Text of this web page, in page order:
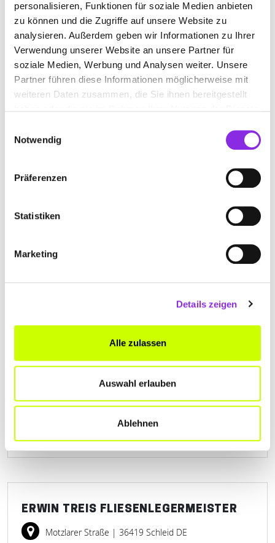
personalisieren, Funktionen für soziale Medien anbieten
zu können und die Zugriffe auf unsere Website zu
analysieren. Außerdem geben wir Informationen zu Ihrer
Verwendung unserer Website an unsere Partner für
soziale Medien, Werbung und Analysen weiter. Unsere
Partner führen diese Informationen möglicherweise mit
weiteren Daten zusammen, die Sie ihnen bereitgestellt
Notwendig
Präferenzen
Statistiken
Marketing
Details zeigen
Alle zulassen
Auswahl erlauben
Ablehnen
Keine Öffnungszeiten angegeben
HGS FLIESEN GMBH MEISTERBETRIEB
Hauptstr. 30| 98617 Utendorf DE
FLIESENLEGERMEISTER
Friedrich-Engels-Straße 6| 36460 Kieselbach DE
www.fliesenkompetenz.de
ERWIN TREIS FLIESENLEGERMEISTER
Motzlarer Straße | 36419 Schleid DE